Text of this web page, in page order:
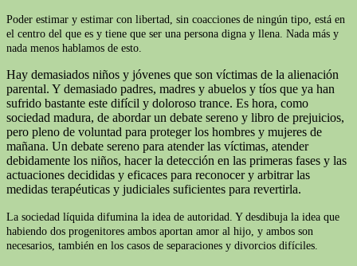
Poder estimar y estimar con libertad, sin coacciones de ningún tipo, está en
el centro del que es y tiene que ser una persona digna y llena. Nada más y
nada menos hablamos de esto.
Hay demasiados niños y jóvenes que son víctimas de la alienación
parental. Y demasiado padres, madres y abuelos y tíos que ya han
sufrido bastante este difícil y doloroso trance. Es hora, como
sociedad madura, de abordar un debate sereno y libro de prejuicios,
pero pleno de voluntad para proteger los hombres y mujeres de
mañana. Un debate sereno para atender las víctimas, atender
debidamente los niños, hacer la detección en las primeras fases y las
actuaciones decididas y eficaces para reconocer y arbitrar las
medidas terapéuticas y judiciales suficientes para revertirla.
La sociedad líquida difumina la idea de autoridad. Y desdibuja la idea que
habiendo dos progenitores ambos aportan amor al hijo, y ambos son
necesarios, también en los casos de separaciones y divorcios difíciles.